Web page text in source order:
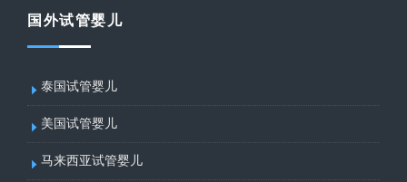
国外试管婴儿
泰国试管婴儿
美国试管婴儿
马来西亚试管婴儿